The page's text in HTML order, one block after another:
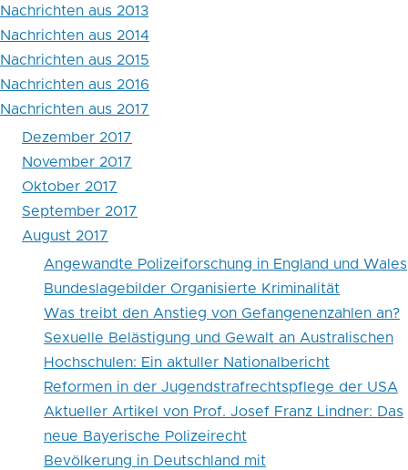
Nachrichten aus 2013
Nachrichten aus 2014
Nachrichten aus 2015
Nachrichten aus 2016
Nachrichten aus 2017
Dezember 2017
November 2017
Oktober 2017
September 2017
August 2017
Angewandte Polizeiforschung in England und Wales
Bundeslagebilder Organisierte Kriminalität
Was treibt den Anstieg von Gefangenenzahlen an?
Sexuelle Belästigung und Gewalt an Australischen
Hochschulen: Ein aktuller Nationalbericht
Reformen in der Jugendstrafrechtspflege der USA
Aktueller Artikel von Prof. Josef Franz Lindner: Das
neue Bayerische Polizeirecht
Bevölkerung in Deutschland mit